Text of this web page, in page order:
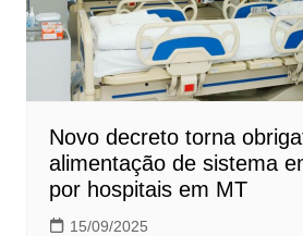
Novo decreto torna
alimentação de sistema
por hospitais em MT
15/09/2025